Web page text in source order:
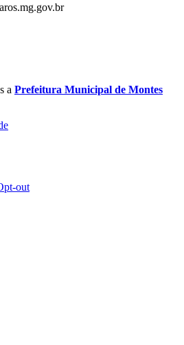
a Prefeitura Municipal de Montes
out